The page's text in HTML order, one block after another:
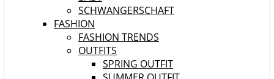
SCHWANGERSCHAFT
FASHION
FASHION TRENDS
OUTFITS
SPRING OUTFIT